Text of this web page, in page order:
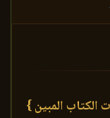
الكتاب المبين }